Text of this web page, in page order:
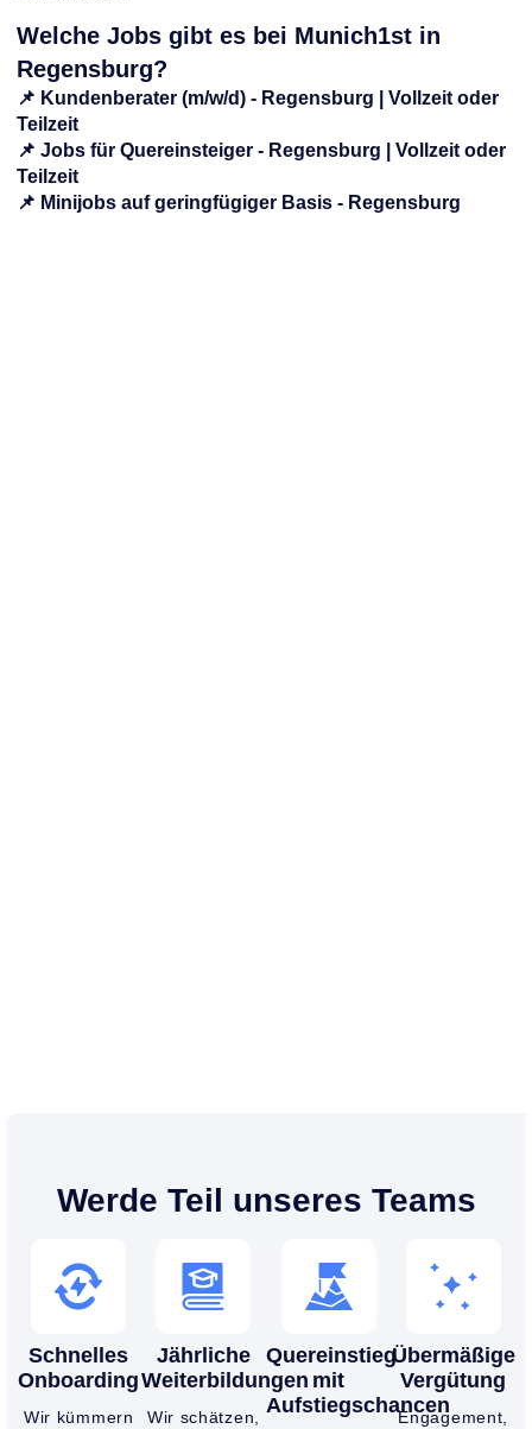
Welche Jobs gibt es bei Munich1st in
Regensburg?
📌 Kundenberater (m/w/d) - Regensburg | Vollzeit oder
Teilzeit
📌 Jobs für Quereinsteiger - Regensburg | Vollzeit oder
Teilzeit
📌 Minijobs auf geringfügiger Basis - Regensburg
Werde Teil unseres Teams
Schnelles
Onboarding
Wir kümmern
Jährliche
Weiterbildungen
Wir schätzen,
Quereinstieg
mit
Aufstiegschancen
Übermäßige
Vergütung
Engagement,